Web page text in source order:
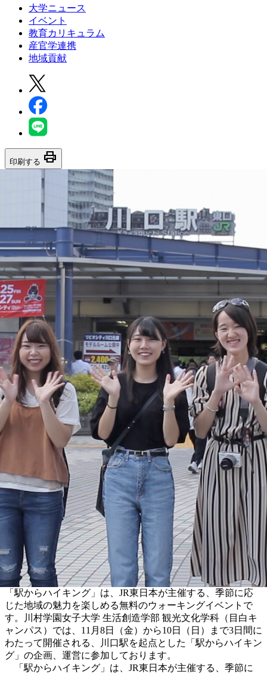
大学ニュース
イベント
教育カリキュラム
産官学連携
地域貢献
印刷する print
「駅からハイキング」は、JR東日本が主催する、季節に応
じた地域の魅力を楽しめる無料のウォーキングイベントで
す。川村学園女子大学 生活創造学部 観光文化学科（目白キ
ャンパス）では、11月8日（金）から10日（日）まで3日間に
わたって開催される、川口駅を起点とした「駅からハイキン
グ」の企画、運営に参加しております。
「駅からハイキング」は、JR東日本が主催する、季節に